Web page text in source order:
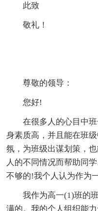
此致
敬礼！
尊敬的领导：
您好!
在很多人的心目中
身素质高，并且能在班
氛，为班级出谋划策，
人的不同情况而帮助同
不够的!我个人认为作为
我作为高一(1)班的
满的。我的个人组织能